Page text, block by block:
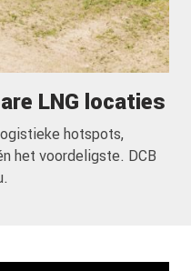
LNG locaties
hotspots,
het voordeligste. DCB